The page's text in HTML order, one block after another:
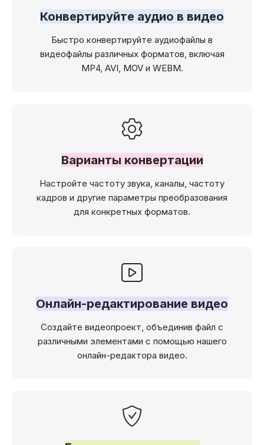
Конвертируйте аудио в видео
Быстро конвертируйте аудиофайлы в
видеофайлы различных форматов, включая
MP4, AVI, MOV и WEBM.
Варианты конвертации
Настройте частоту звука, каналы, частоту
кадров и другие параметры преобразования
для конкретных форматов.
Онлайн-редактирование видео
Создайте видеопроект, объединив файл с
различными элементами с помощью нашего
онлайн-редактора видео.